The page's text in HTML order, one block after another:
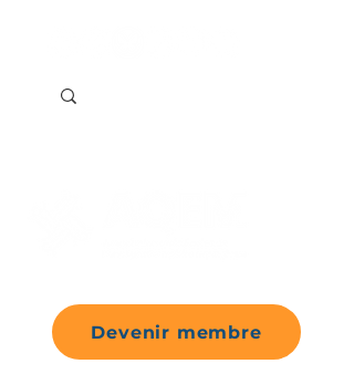
Devenir membre